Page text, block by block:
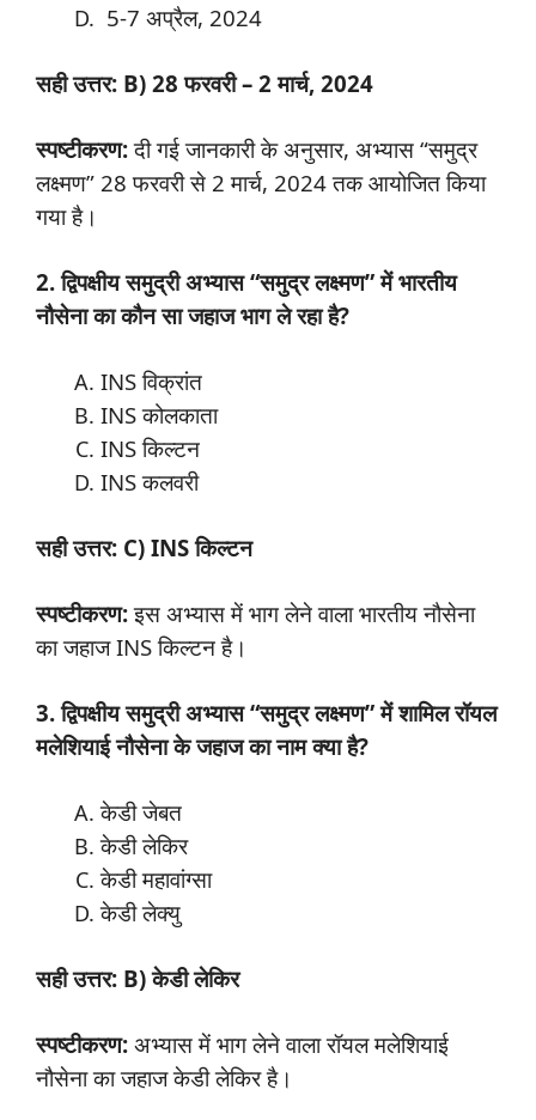
5-7 अप्रैल, 2024
सही उत्तर: B) 28 फरवरी – 2 मार्च, 2024
स्पष्टीकरण:दी गई जानकारी के अनुसार, अभ्यास “समुद्र
लक्ष्मण” 28 फरवरी से 2 मार्च, 2024 तक आयोजित किया
गया है।
2. द्विपक्षीय समुद्री अभ्यास “समुद्र लक्ष्मण” में भारतीय
नौसेना का कौन सा जहाज भाग ले रहा है?
INS विक्रांत
INS कोलकाता
INS किल्टन
INS कलवरी
सही उत्तर: C) INS किल्टन
स्पष्टीकरण:इस अभ्यास में भाग लेने वाला भारतीय नौसेना
का जहाज INS किल्टन है।
3. द्विपक्षीय समुद्री अभ्यास “समुद्र लक्ष्मण” में शामिल रॉयल
मलेशियाई नौसेना के जहाज का नाम क्या है?
केडी जेबत
केडी लेकिर
केडी महावांग्सा
केडी लेक्यु
सही उत्तर: B) केडी लेकिर
स्पष्टीकरण: अभ्यास में भाग लेने वाला रॉयल मलेशियाई
नौसेना का जहाज केडी लेकिर है।